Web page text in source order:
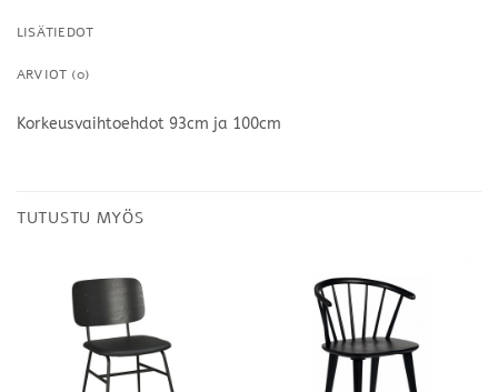
LISÄTIEDOT
ARVIOT (0)
Korkeusvaihtoehdot 93cm ja 100cm
TUTUSTU MYÖS